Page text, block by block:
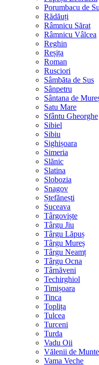
Porumbacu de
Rădăuți
Râmnicu Sărat
Râmnicu Vâlcea
Reghin
Reșița
Roman
Rusciori
Sâmbăta de Sus
Sânpetru
Sântana de
Satu Mare
Sfântu Gheorghe
Sibiel
Sibiu
Sighișoara
Simeria
Slănic
Slatina
Slobozia
Snagov
Ștefănești
Suceava
Târgoviște
Târgu Jiu
Târgu Lăpuș
Târgu Mureș
Târgu Neamț
Târgu Ocna
Târnăveni
Techirghiol
Timișoara
Tinca
Toplița
Tulcea
Turceni
Turda
Vadu Oii
Vălenii de Munte
Vama Veche